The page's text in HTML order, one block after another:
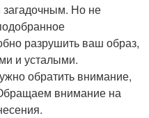
загадочным. Но не
разрушить ваш образ,
и усталыми.
обратить внимание,
внимание на